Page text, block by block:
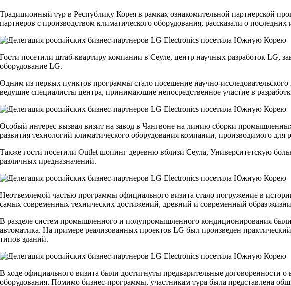
Традиционный тур в Республику Корея в рамках ознакомительной партнерской
партнеров с производством климатического оборудования, рассказали о
Гости посетили штаб-квартиру компании в Сеуле, центр научных разработок LG,
оборудование LG.
Одним из первых пунктов программы стало посещение научно-
ведущие специалисты центра, принимающие непосредственное участие в
Особый интерес вызвал визит на завод в Чангвоне на линию сборки
развития технологий климатического оборудования компании, производимого
Также гости посетили Outlet шопинг деревню вблизи Сеула, Университетскую
различных предназначений.
Неотъемлемой частью программы официального визита стало погружение в
самых современных технических достижений, древний и современный образ
В разделе систем промышленного и полупромышленного кондиционирования
автоматика. На примере реализованных проектов LG был произведен
типов зданий.
В ходе официального визита были достигнуты предварительные договоренности
оборудования. Помимо бизнес-программы, участникам тура была представлена